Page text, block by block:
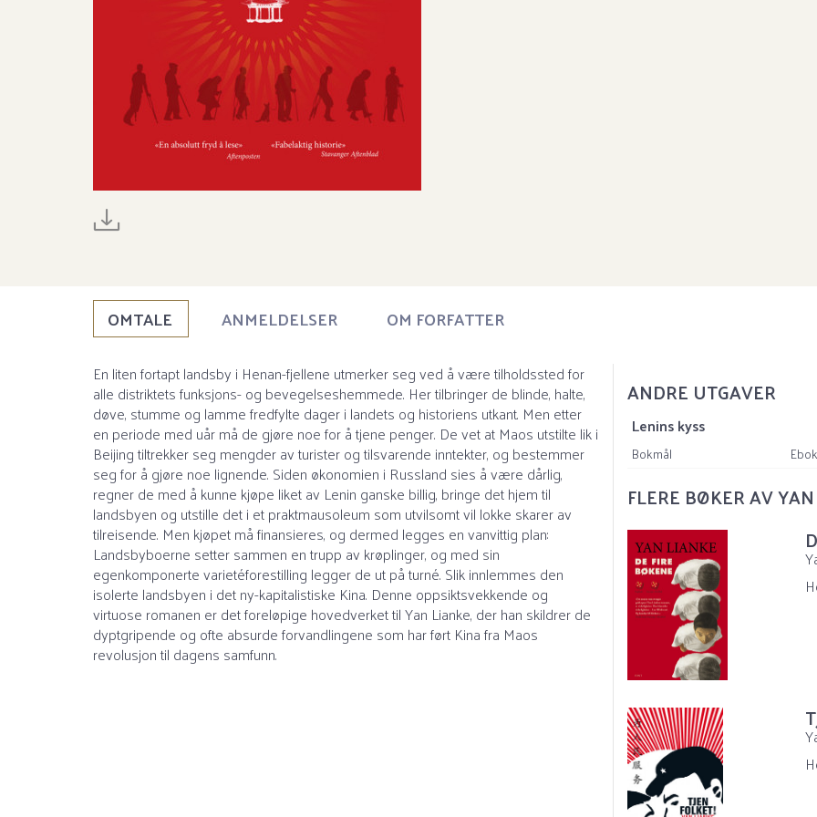
OMTALE ANMELDELSER OM FORFATTER
En liten fortapt landsby i Henan-fjellene utmerker seg ved å være tilholdssted for
alle distriktets funksjons- og bevegelseshemmede. Her tilbringer de blinde, halte,
døve, stumme og lamme fredfylte dager i landets og historiens utkant. Men etter
en periode med uår må de gjøre noe for å tjene penger. De vet at Maos utstilte lik i
Beijing tiltrekker seg mengder av turister og tilsvarende inntekter, og bestemmer
seg for å gjøre noe lignende. Siden økonomien i Russland sies å være dårlig,
regner de med å kunne kjøpe liket av Lenin ganske billig, bringe det hjem til
landsbyen og utstille det i et praktmausoleum som utvilsomt vil lokke skarer av
tilreisende. Men kjøpet må finansieres, og dermed legges en vanvittig plan:
Landsbyboerne setter sammen en trupp av krøplinger, og med sin
egenkomponerte varietéforestilling legger de ut på turné. Slik innlemmes den
isolerte landsbyen i det ny-kapitalistiske Kina. Denne oppsiktsvekkende og
virtuose romanen er det foreløpige hovedverket til Yan Lianke, der han skildrer de
dyptgripende og ofte absurde forvandlingene som har ført Kina fra Maos
revolusjon til dagens samfunn.
ANDRE UTGAVER
Lenins kyss
Bokmål Ebok
FLERE BØKER AV